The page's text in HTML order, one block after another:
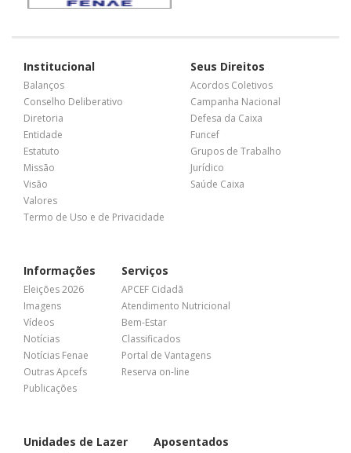
Institucional
Balanços
Conselho Deliberativo
Diretoria
Entidade
Estatuto
Missão
Visão
Valores
Termo de Uso e de Privacidade
Seus Direitos
Acordos Coletivos
Campanha Nacional
Defesa da Caixa
Funcef
Grupos de Trabalho
Jurídico
Saúde Caixa
Informações
Eleições 2026
Imagens
Vídeos
Notícias
Notícias Fenae
Outras Apcefs
Publicações
Serviços
APCEF Cidadã
Atendimento Nutricional
Bem-Estar
Classificados
Portal de Vantagens
Reserva on-line
Unidades de Lazer Aposentados